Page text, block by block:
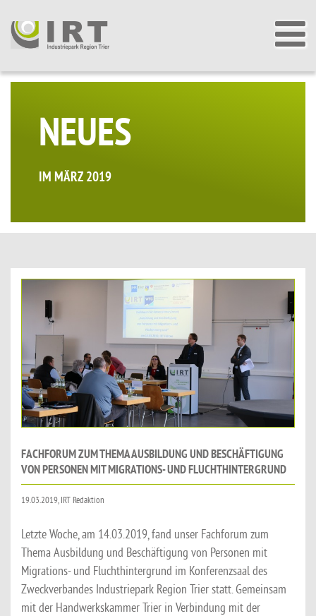
NEUES
IM MÄRZ 2019
FACHFORUM ZUM THEMA AUSBILDUNG UND BESCHÄFTIGUNG
VON PERSONEN MIT MIGRATIONS- UND FLUCHTHINTERGRUND
19.03.2019, IRT Redaktion
Letzte Woche, am 14.03.2019, fand unser Fachforum zum
Thema Ausbildung und Beschäftigung von Personen mit
Migrations- und Fluchthintergrund im Konferenzsaal des
Zweckverbandes Industriepark Region Trier statt. Gemeinsam
mit der Handwerkskammer Trier in Verbindung mit der